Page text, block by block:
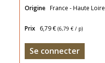
Origine France - Haute Loire
Prix 6,79 € (6,79 € / p)
Se connecter